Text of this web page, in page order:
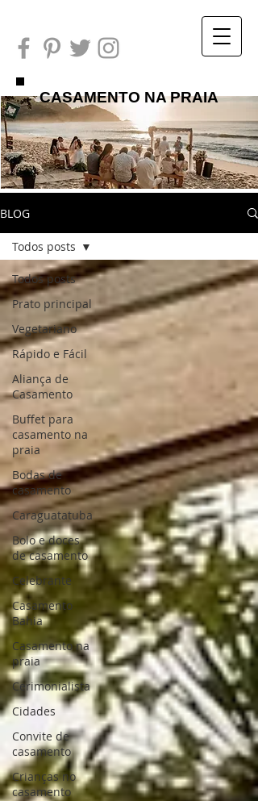
CASAMENTO NA PRAIA
BLOG
Todos posts
Prato principal
Vegetariano
Rápido e Fácil
Aliança de
Casamento
Buffet para
casamento na
praia
Bodas de
casamento
Caraguatatuba
Bolo e doces
de casamento
Celebrante
Casamento
Bahia
Casamento na
praia
Cerimonialista
Cidades
Convite de
casamento
Crianças no
casamento
Todos posts